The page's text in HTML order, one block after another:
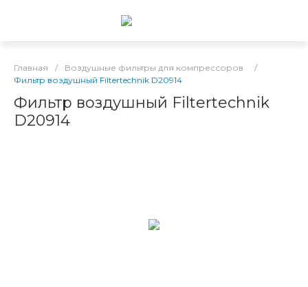
Главная / Воздушные фильтры для компрессоров
/
Фильтр воздушный Filtertechnik D20914
Фильтр воздушный Filtertechnik
D20914